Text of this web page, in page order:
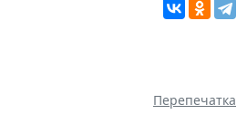
Перепечатка